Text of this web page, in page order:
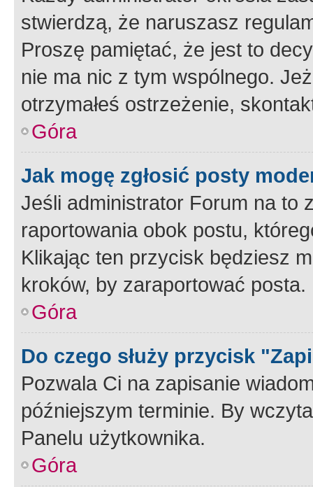
stwierdzą, że naruszasz
Proszę pamiętać, że jest to
nie ma nic z tym wspólnego.
otrzymałeś ostrzeżenie,
Góra
Jak mogę zgłosić posty
Jeśli administrator Forum na to
raportowania obok postu,
Klikając ten przycisk będziesz
kroków, by zaraportować posta.
Góra
Do czego służy przycisk
Pozwala Ci na zapisanie
późniejszym terminie. By
Panelu użytkownika.
Góra